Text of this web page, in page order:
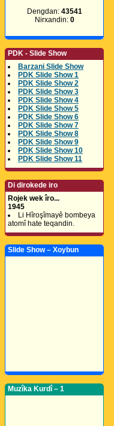
Dengdan: 43541
Nirxandin: 0
PDK - Slide Show
Barzani Slide Show
PDK Slide Show 1
PDK Slide Show 2
PDK Slide Show 3
PDK Slide Show 4
PDK Slide Show 5
PDK Slide Show 6
PDK Slide Show 7
PDK Slide Show 8
PDK Slide Show 9
PDK Slide Show 10
PDK Slide Show 11
Di dirokede iro
Rojek wek îro...
1945
Li Hîroşîmayê bombeya
atomî hate teqandin.
Slide Show – Xoybun
Muzîka Kurdî – 1